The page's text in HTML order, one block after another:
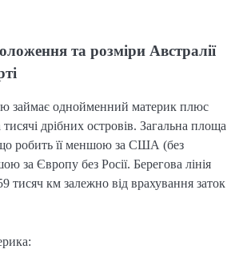
та розміри Австралії
займає однойменний материк плюс
тисячі дрібних островів. Загальна площа
робить її меншою за США (без
за Європу без Росії. Берегова лінія
тисяч км залежно від врахування заток